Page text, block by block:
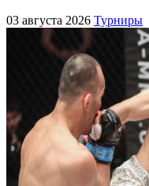
03 августа 2026 Турниры